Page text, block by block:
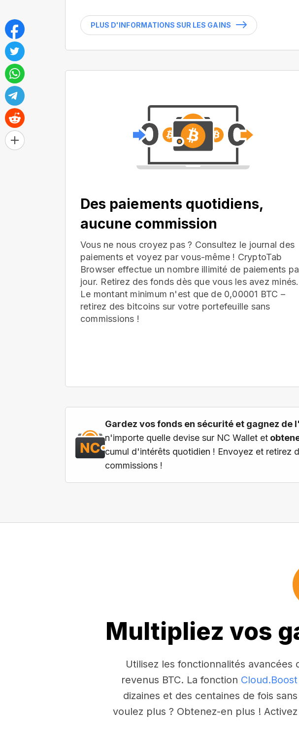
PLUS D'INFORMATIONS SUR LES GAINS
Des paiements quotidiens,
aucune commission
Vous ne nous croyez pas ? Consultez le journal des
paiements et voyez par vous-même ! CryptoTab
Browser effectue un nombre illimité de paiements
jour. Retirez des fonds dès que vous les avez minés.
Le montant minimum n'est que de 0,00001 BTC –
retirez des bitcoins sur votre portefeuille sans
commissions !
Gardez vos fonds en sécurité et gagnez de
n'importe quelle devise sur NC Wallet et
cumul d'intérêts quotidien ! Envoyez et retirez
commissions !
Multipliez vos
Utilisez les fonctionnalités
revenus BTC. La fonction Cloud.Boost
dizaines et des centaines de fois
voulez plus ? Obtenez-en plus !